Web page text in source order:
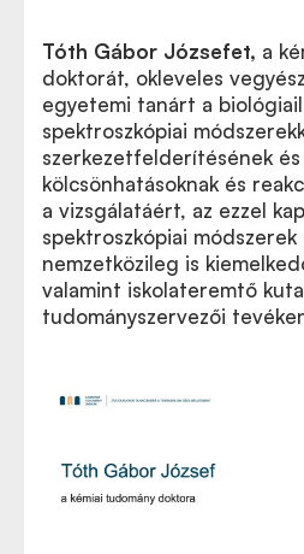
Tóth Gábor Józsefet, a
doktorát, okleveles
egyetemi tanárt a
spektroszkópiai
szerkezetfelderítésének
kölcsönhatásoknak és
a vizsgálatáért, az ezzel
spektroszkópiai
nemzetközileg is
valamint iskolateremtő
tudományszervezői